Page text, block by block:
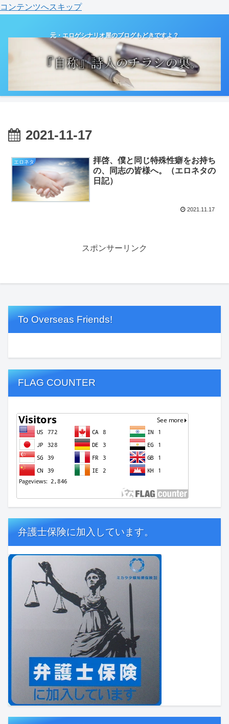
コンテンツへスキップ
元・エロゲシナリオ屋のブログもどきですよ？
2021-11-17
エロネタ
拝啓、僕と同じ特殊性癖をお持ち
の、同志の皆様へ。（エロネタの
日記）
2021.11.17
スポンサーリンク
To Overseas Friends!
FLAG COUNTER
弁護士保険に加入しています。